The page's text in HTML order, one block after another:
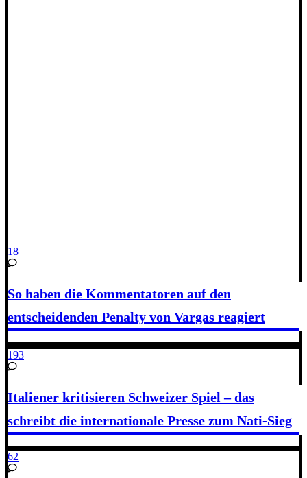
18
So haben die Kommentatoren auf den
entscheidenden Penalty von Vargas reagiert
193
Italiener kritisieren Schweizer Spiel – das
schreibt die internationale Presse zum Nati-Sieg
62